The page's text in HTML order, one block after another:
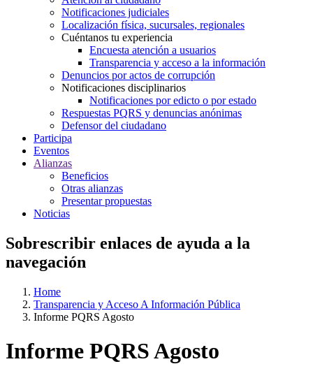
Notificaciones judiciales
Localización física, sucursales, regionales
Cuéntanos tu experiencia
Encuesta atención a usuarios
Transparencia y acceso a la información
Denuncios por actos de corrupción
Notificaciones disciplinarios
Notificaciones por edicto o por estado
Respuestas PQRS y denuncias anónimas
Defensor del ciudadano
Participa
Eventos
Alianzas
Beneficios
Otras alianzas
Presentar propuestas
Noticias
Sobrescribir enlaces de ayuda a la
navegación
Home
Transparencia y Acceso A Información Pública
Informe PQRS Agosto
Informe PQRS Agosto